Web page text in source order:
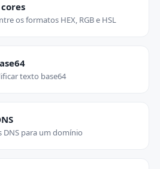
os formatos HEX, RGB e HSL
texto base64
DNS para um domínio